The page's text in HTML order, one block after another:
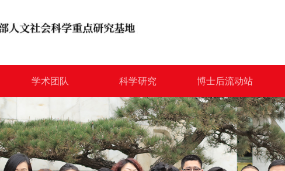
学术团队 科学研究 博士后流动站